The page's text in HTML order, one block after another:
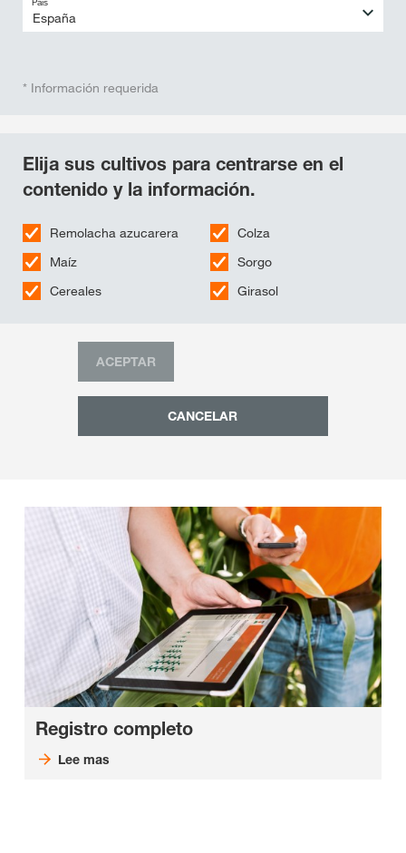
* Información requerida
Elija sus cultivos para centrarse en el
contenido y la información.
Remolacha azucarera
Maíz
Cereales
Colza
Sorgo
Girasol
CANCELAR
ACEPTAR
Registro completo
Lee mas